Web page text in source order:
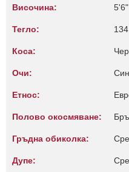
Височина: 5'6"
Тегло:
Коса:
Очи:
Етнос:
Полово окосмяване:
Гръдна обиколка:
Дупе: